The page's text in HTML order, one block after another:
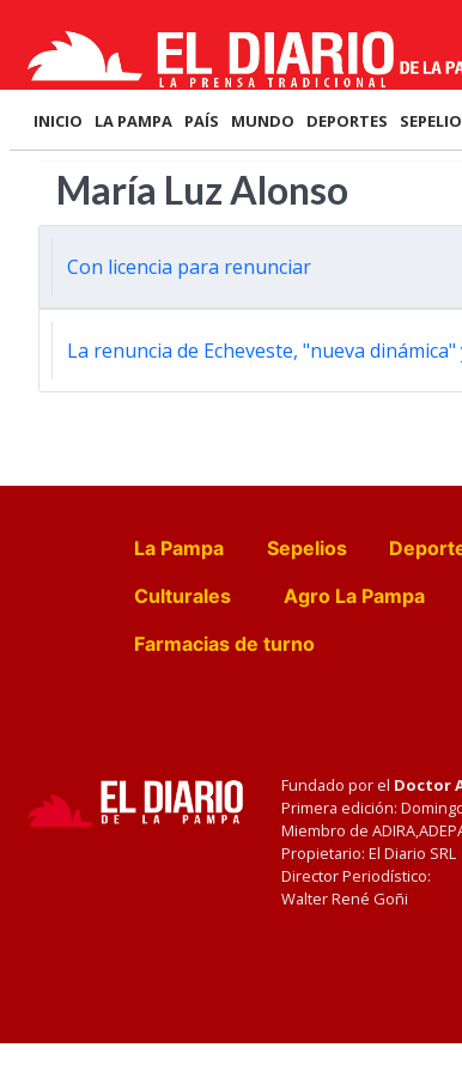
INICIO LA PAMPA PAÍS MUNDO DEPORTES
María Luz Alonso
Con licencia para renunciar
La renuncia de Echeveste, "nueva
La Pampa Sepelios
Culturales
Agro La Pampa
Farmacias de turno
Fundado por el Doctor
Primera edición:
Miembro de
Propietario: El Diario SRL
Director Periodístico:
Walter René Goñi